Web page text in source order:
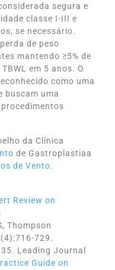
segura e
classe I-III e
se necessário.
de peso
mantendo ≥5% de
em 5 anos. O
como uma
buscam uma
da Clínica
de Gastroplastiaa
de Vento.
Review on
Thompson
729.
Leading Journal
Guide on